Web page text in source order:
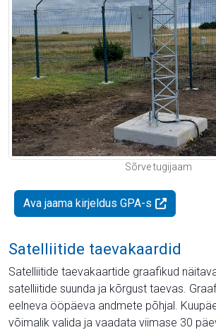
Sõrve tugijaam
Ava jaama kirjeldus GPA-s
Satelliitide taevakaardid
Satelliitide taevakaartide graafikud
satelliitide suunda ja kõrgust taevas.
eelneva ööpäeva andmete põhjal.
võimalik valida ja vaadata viimase 30